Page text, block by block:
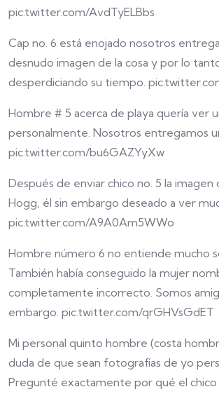
pic.twitter.com/AvdTyELBbs
Cap no. 6 está enojado nosotros
desnudo imagen de la cosa y por lo
desperdiciando su tiempo.
Hombre # 5 acerca de playa quería ver
personalmente. Nosotros entregamos
pic.twitter.com/bu6GAZYyXw
Después de enviar chico no. 5 la
Hogg, él sin embargo deseado a ver
pic.twitter.com/A9A0Am5WWo
Hombre número 6 no entiende mucho
También había conseguido la mujer
completamente incorrecto. Somos
embargo. pic.twitter.com/qrGHVsGdET
Mi personal quinto hombre (costa
duda de que sean fotografías de yo
Pregunté exactamente por qué el